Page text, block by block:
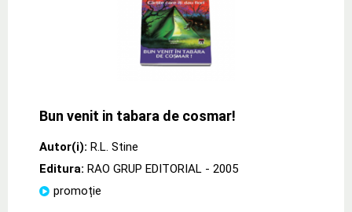
Bun venit in tabara de cosmar!
Autor(i): R.L. Stine
Editura: RAO GRUP EDITORIAL - 2005
promoție